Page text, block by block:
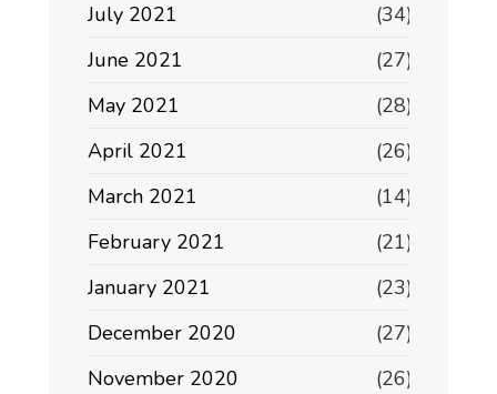
July 2021
(34)
June 2021
(27)
May 2021
(28)
April 2021
(26)
March 2021
(14)
February 2021
(21)
January 2021
(23)
December 2020
(27)
November 2020
(26)